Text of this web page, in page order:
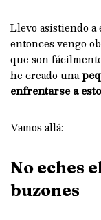
Llevo asistiendo a
entonces vengo
que son
he creado una
enfrentarse a
Vamos allá:
No eches
buzones